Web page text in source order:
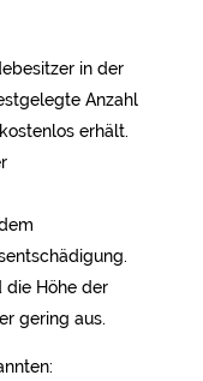
in der
Anzahl
erhält.
die Höhe der
gering aus.